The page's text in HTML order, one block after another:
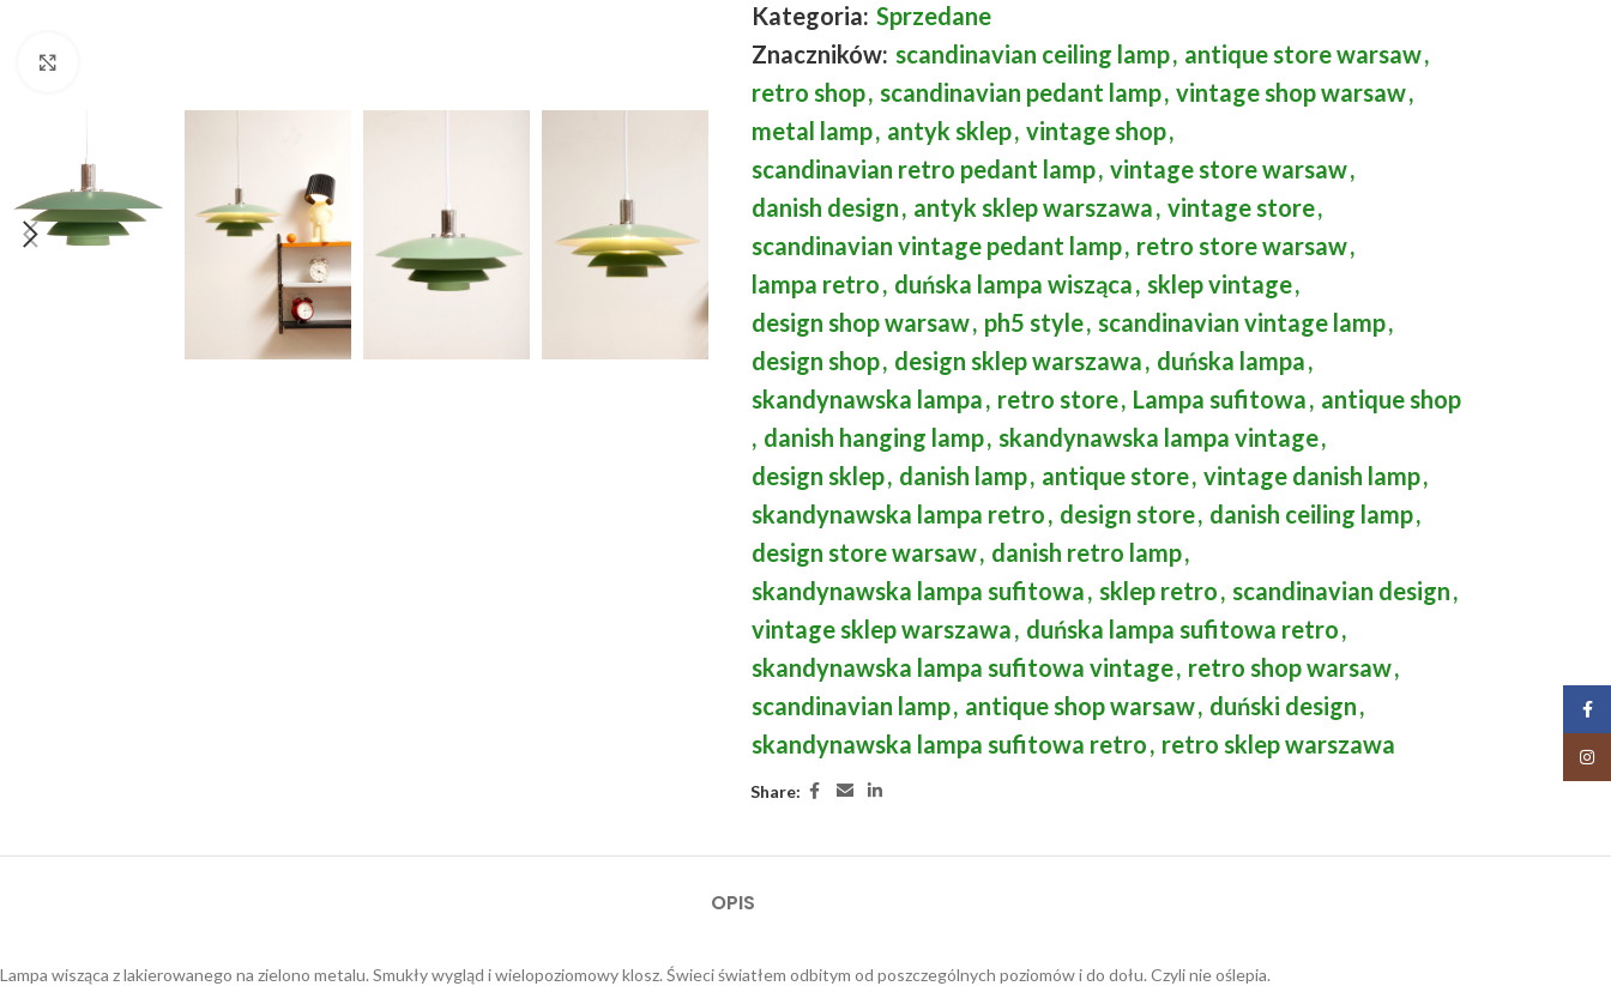
Kategoria: Sprzedane
Znaczników: scandinavian ceiling lamp, antique store warsaw,
retro shop, scandinavian pedant lamp, vintage shop warsaw,
metal lamp, antyk sklep, vintage shop,
scandinavian retro pedant lamp, vintage store warsaw,
danish design, antyk sklep warszawa, vintage store,
scandinavian vintage pedant lamp, retro store warsaw,
lampa retro, duńska lampa wisząca, sklep vintage,
design shop warsaw, ph5 style, scandinavian vintage lamp,
design shop, design sklep warszawa, duńska lampa,
skandynawska lampa, retro store, Lampa sufitowa, antique shop
, danish hanging lamp, skandynawska lampa vintage,
design sklep, danish lamp, antique store, vintage danish lamp,
skandynawska lampa retro, design store, danish ceiling lamp,
design store warsaw, danish retro lamp,
skandynawska lampa sufitowa, sklep retro, scandinavian design,
vintage sklep warszawa, duńska lampa sufitowa retro,
skandynawska lampa sufitowa vintage, retro shop warsaw,
scandinavian lamp, antique shop warsaw, duński design,
skandynawska lampa sufitowa retro, retro sklep warszawa
Share:
OPIS
Lampa wisząca z lakierowanego na zielono metalu. Smukły wygląd i wielopoziomowy klosz. Świeci światłem odbitym od poszczególnych poziomów i do dołu. Czyli nie oślepia.